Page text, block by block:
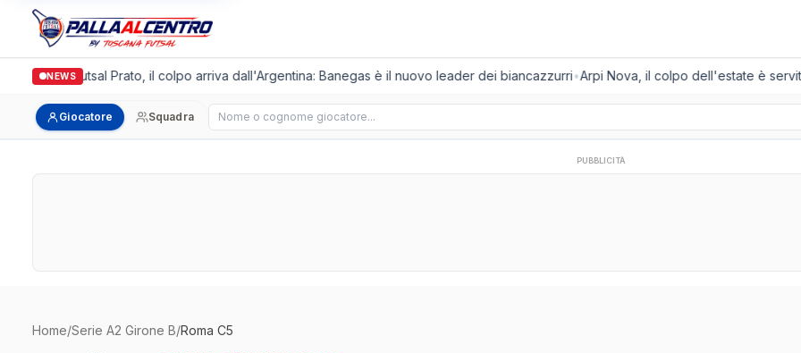
NEWS
Italgronda Futsal Prato, il colpo arriva dall'Argentina: Banegas è il nuovo leader dei biancazzurri•Arpi Nova, il colpo dell'estate è
Giocatore Squadra Cerca giocatore
PUBBLICITÀ
Home/Serie A2 Girone B/Roma C5